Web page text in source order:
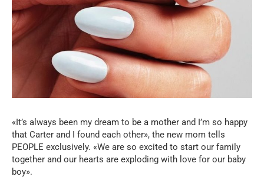
«It’s always been my dream to be a mother and I’m so happy
that Carter and I found each other», the new mom tells
PEOPLE exclusively. «We are so excited to start our family
together and our hearts are exploding with love for our baby
boy».